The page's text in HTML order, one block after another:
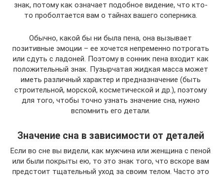
знак, потому как означает подобное видение, что кто-
то проболтается вам о тайнах вашего соперника.
Обычно, какой бы ни была пена, она вызывает
позитивные эмоции – ее хочется непременно потрогать
или сдуть с ладоней. Поэтому в сонник пена входит как
положительный знак. Пузырчатая жидкая масса может
иметь различный характер и предназначение (быть
строительной, морской, косметической и др.), поэтому
для того, чтобы точно узнать значение сна, нужно
вспомнить его детали.
Значение сна в зависимости от деталей
Если во сне вы видели, как мужчина или женщина с пеной
или были покрыты ею, то это знак того, что вскоре вам
предстоит тщательный уход за своим телом. Часто это